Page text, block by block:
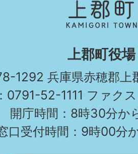
郡
町
KAMIGORI
TOWN
上郡町役場
1292 兵庫県赤穂郡上
0791-52-1111 ファク
開庁時間：8時30分か
口受付時間：9時00分